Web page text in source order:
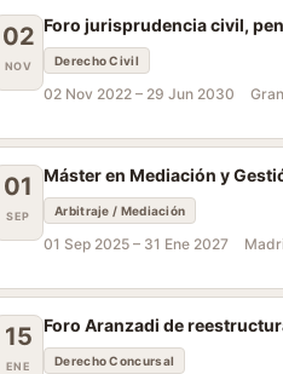
02
NOV
Foro jurisprudencia civil,
Derecho Civil
02 Nov 2022 – 29 Jun 2030
01
SEP
Máster en Mediación y
Arbitraje / Mediación
01 Sep 2025 – 31 Ene 2027
15
ENE
Foro Aranzadi de
Derecho Concursal